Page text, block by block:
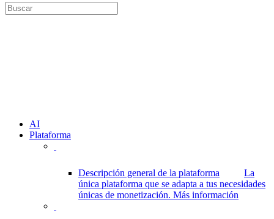
AI
Plataforma
Descripción general de la plataforma
La
única plataforma que se adapta a tus necesidades
únicas de monetización. Más información